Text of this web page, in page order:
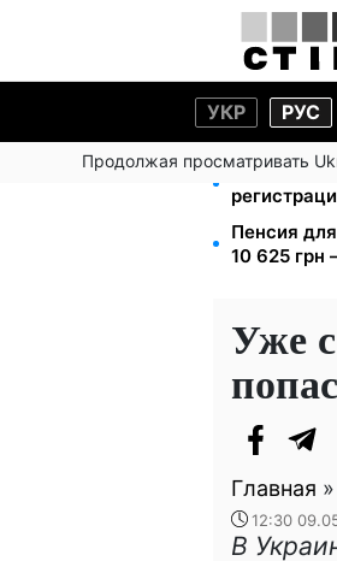
УКР РУС
Продолжая просматривать
10 заявок
Пенсия
10 625 грн
Уже
Главная »
12:30
В